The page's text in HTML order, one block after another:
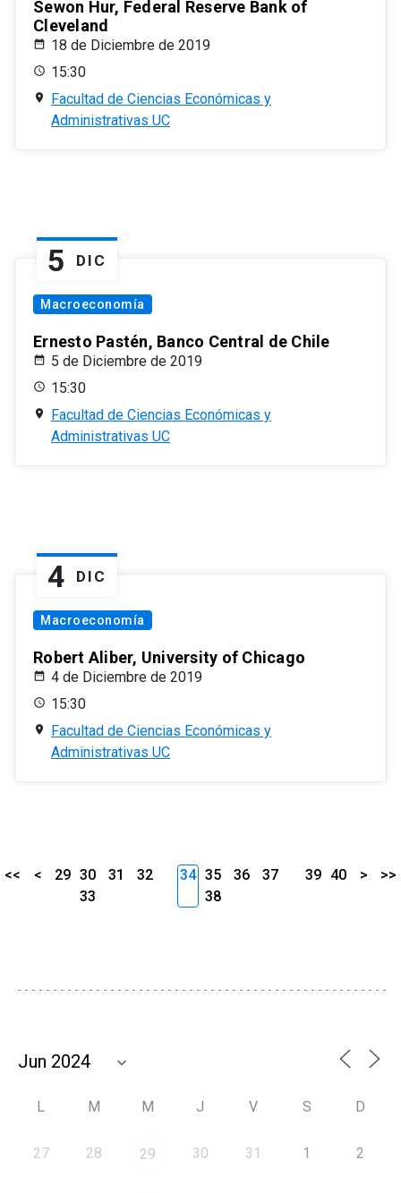
Sewon Hur, Federal Reserve Bank of
Cleveland
18 de Diciembre de 2019
15:30
Facultad de Ciencias Económicas y
Administrativas UC
5 DIC
Macroeconomía
Ernesto Pastén, Banco Central de Chile
5 de Diciembre de 2019
15:30
Facultad de Ciencias Económicas y
Administrativas UC
4 DIC
Macroeconomía
Robert Aliber, University of Chicago
4 de Diciembre de 2019
15:30
Facultad de Ciencias Económicas y
Administrativas UC
<< < 29 30 31
32
33
34 35 36
37
38
39 40 > >>
L M M J V S D
27 28 29 30 31 1 2